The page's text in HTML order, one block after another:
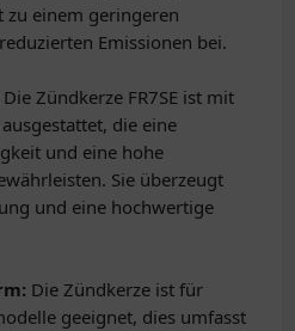
zu einem geringeren
Emissionen bei.
Die Zündkerze FR7SE ist mit
die eine
und eine hohe
Sie überzeugt
und eine hochwertige
Die Zündkerze ist für
geeignet, dies umfasst